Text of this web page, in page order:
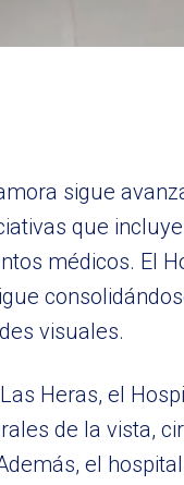
sigue
que
médicos. El
visuales.
Heras, el
de la vista,
el